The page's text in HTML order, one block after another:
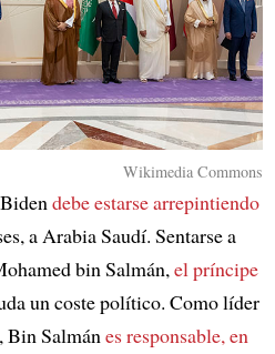
Wikimedia Commons
debe estarse arrepintiendo
a Arabia Saudí. Sentarse a
bin Salmán,el príncipe
un coste político. Como líder
Bin Salmánes responsable, en